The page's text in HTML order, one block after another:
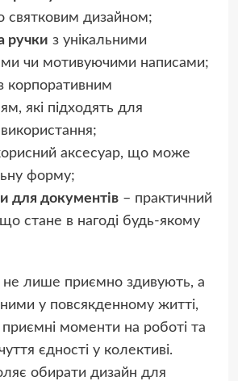
святковим дизайном;
ручки з унікальними
чи мотивуючими написами;
корпоративним
які підходять для
аксесуар, що може
форму;
для документів– практичний
стане в нагоді будь-якому
не лише приємно здивують, а
у повсякденному житті,
моменти на роботі та
єдності у колективі.
обирати дизайн для